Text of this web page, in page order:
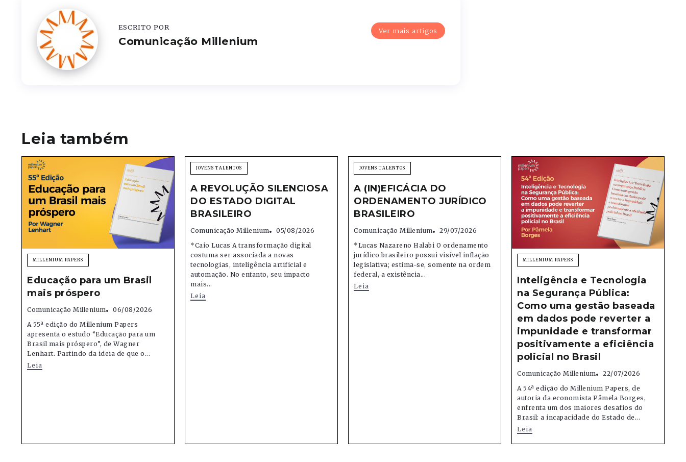
Ver mais artigos
ESCRITO POR
Comunicação Millenium
Leia também
MILLENIUM PAPERS
Educação para um Brasil
mais próspero
Comunicação Millenium
06/08/2026
A 55ª edição do Millenium Papers
apresenta o estudo “Educação para um
Brasil mais próspero”, de Wagner
Lenhart. Partindo da ideia de que o...
Leia
JOVENS TALENTOS
A REVOLUÇÃO SILENCIOSA
DO ESTADO DIGITAL
BRASILEIRO
Comunicação Millenium
05/08/2026
*Caio Lucas A transformação digital
costuma ser associada a novas
tecnologias, inteligência artificial e
automação. No entanto, seu impacto
mais...
Leia
JOVENS TALENTOS
A (IN)EFICÁCIA DO
ORDENAMENTO JURÍDICO
BRASILEIRO
Comunicação Millenium
29/07/2026
*Lucas Nazareno Halabi O ordenamento
jurídico brasileiro possui visível inflação
legislativa; estima-se, somente na ordem
federal, a existência...
Leia
MILLENIUM PAPERS
Inteligência e Tecnologia
na Segurança Pública:
Como uma gestão baseada
em dados pode reverter a
impunidade e transformar
positivamente a eficiência
policial no Brasil
Comunicação Millenium
22/07/2026
A 54ª edição do Millenium Papers, de
autoria da economista Pâmela Borges,
enfrenta um dos maiores desafios do
Brasil: a incapacidade do Estado de...
Leia